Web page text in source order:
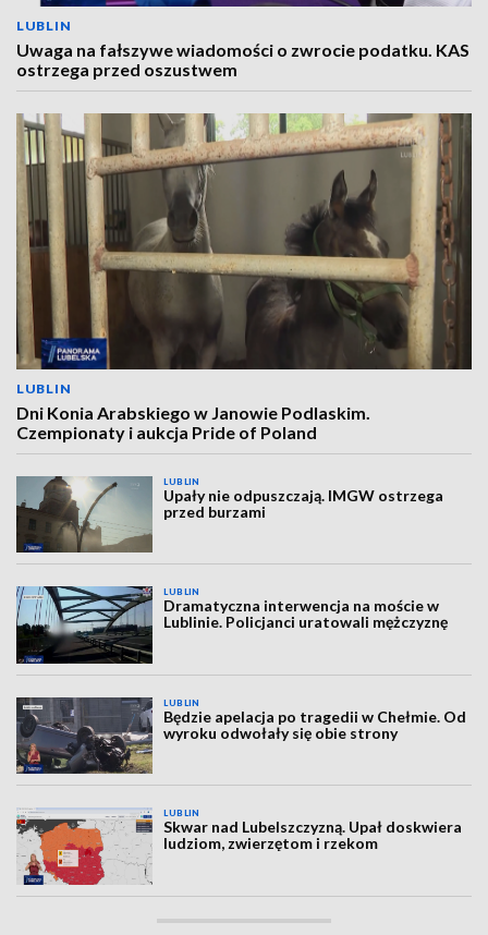
LUBLIN
Uwaga na fałszywe wiadomości o zwrocie podatku. KAS
ostrzega przed oszustwem
LUBLIN
Dni Konia Arabskiego w Janowie Podlaskim.
Czempionaty i aukcja Pride of Poland
LUBLIN
Upały nie odpuszczają. IMGW ostrzega
przed burzami
LUBLIN
Dramatyczna interwencja na moście w
Lublinie. Policjanci uratowali mężczyznę
LUBLIN
Będzie apelacja po tragedii w Chełmie. Od
wyroku odwołały się obie strony
LUBLIN
Skwar nad Lubelszczyzną. Upał doskwiera
ludziom, zwierzętom i rzekom